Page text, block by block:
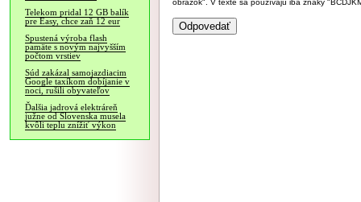
Telekom pridal 12 GB balík
pre Easy, chce zaň 12 eur
Spustená výroba flash
pamäte s novým najvyšším
počtom vrstiev
Súd zakázal samojazdiacim
Google taxíkom dobíjanie v
noci, rušili obyvateľov
Ďalšia jadrová elektráreň
južne od Slovenska musela
kvôli teplu znížiť výkon
obrázok". V texte sa používajú iba znaky